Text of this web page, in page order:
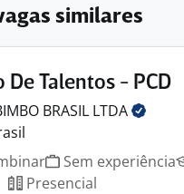
similares
De Talentos - PCD
BRASIL LTDA
Sem experiência
Presencial